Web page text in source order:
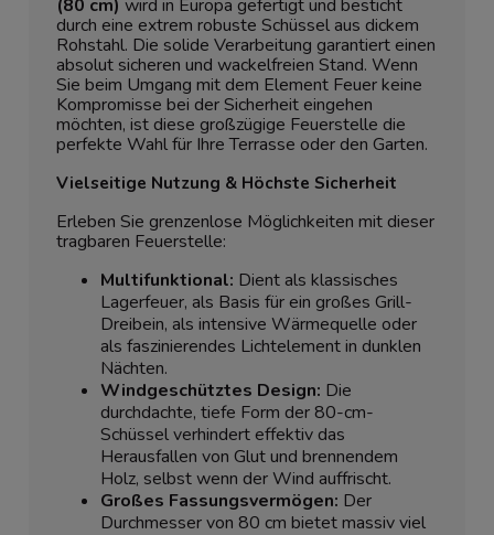
(80 cm) wird in Europa gefertigt und besticht
durch eine extrem robuste Schüssel aus dickem
Rohstahl. Die solide Verarbeitung garantiert einen
absolut sicheren und wackelfreien Stand. Wenn
Sie beim Umgang mit dem Element Feuer keine
Kompromisse bei der Sicherheit eingehen
möchten, ist diese großzügige Feuerstelle die
perfekte Wahl für Ihre Terrasse oder den Garten.
Vielseitige Nutzung & Höchste Sicherheit
Erleben Sie grenzenlose Möglichkeiten mit dieser
tragbaren Feuerstelle:
Multifunktional: Dient als klassisches
Lagerfeuer, als Basis für ein großes Grill-
Dreibein, als intensive Wärmequelle oder
als faszinierendes Lichtelement in dunklen
Nächten.
Windgeschütztes Design: Die
durchdachte, tiefe Form der 80-cm-
Schüssel verhindert effektiv das
Herausfallen von Glut und brennendem
Holz, selbst wenn der Wind auffrischt.
Großes Fassungsvermögen: Der
Durchmesser von 80 cm bietet massiv viel